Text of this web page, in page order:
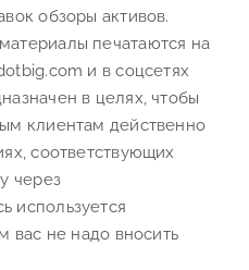
обзоры активов.
печатаются на
и в соцсетях
в целях, чтобы
клиентам действенно
соответствующих
через
используется
вас не надо вносить